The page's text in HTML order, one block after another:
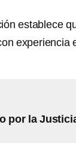
establece
experiencia
por la